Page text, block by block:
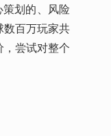
划的、风险
百万玩家共
尝试对整个